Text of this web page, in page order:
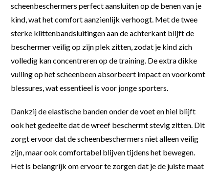
scheenbeschermers perfect aansluiten op de benen van je
kind, wat het comfort aanzienlijk verhoogt. Met de twee
sterke klittenbandsluitingen aan de achterkant blijft de
beschermer veilig op zijn plek zitten, zodat je kind zich
volledig kan concentreren op de training. De extra dikke
vulling op het scheenbeen absorbeert impact en voorkomt
blessures, wat essentieel is voor jonge sporters.
Dankzij de elastische banden onder de voet en hiel blijft
ook het gedeelte dat de wreef beschermt stevig zitten. Dit
zorgt ervoor dat de scheenbeschermers niet alleen veilig
zijn, maar ook comfortabel blijven tijdens het bewegen.
Het is belangrijk om ervoor te zorgen dat je de juiste maat